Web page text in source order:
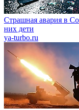
Страшная авария в
них дети
ya-turbo.ru